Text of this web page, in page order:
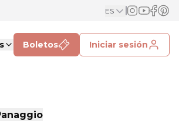
ES
Boletos Iniciar sesión